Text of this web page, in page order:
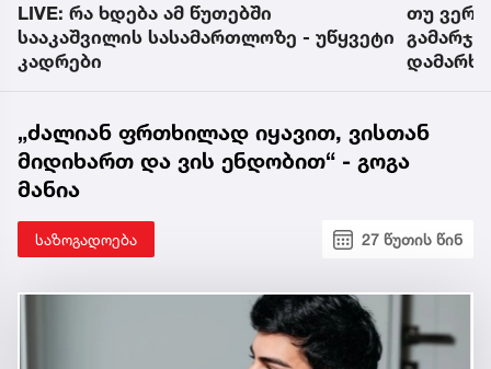
LIVE: რა ხდება ამ წუთებში
სააკაშვილის სასამართლოზე - უწყვეტი
კადრები
თუ ვერ
„ძალიან ფრთხილად იყავით, ვისთან
მიდიხართ და ვის ენდობით“ - გოგა
მანია
საზოგადოება 27 წუთის წინ